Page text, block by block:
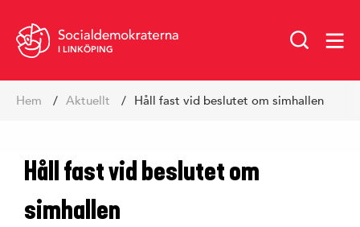
I LINKÖPING
Hem Aktuellt Håll fast vid beslutet om simhallen
Håll fast vid beslutet om
simhallen